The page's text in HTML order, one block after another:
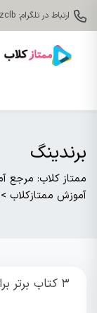
ارتباط در تلگرام: momtazclb@
برندینگ
ممتاز کلاب: مرجع
آموزش ممتازکلاب >
۳ کتاب برتر برای خلاقیت و مذاکره